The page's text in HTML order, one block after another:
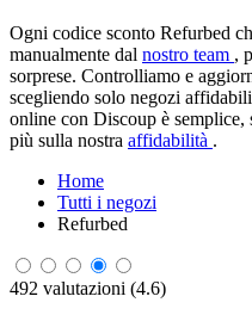
Ogni codice sconto Refurbed
manualmente dal nostro team ,
sorprese. Controlliamo e
scegliendo solo negozi
online con Discoup è semplice,
più sulla nostra affidabilità .
Home
Tutti i negozi
Refurbed
492 valutazioni (4.6)